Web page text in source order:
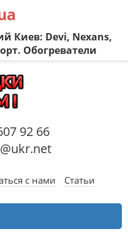
Киев: Devi, Nexans,
Обогреватели
92 66
с нами Статьи